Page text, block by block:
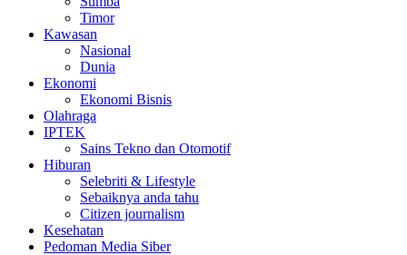
Timor
Kawasan
Nasional
Dunia
Ekonomi
Ekonomi Bisnis
Olahraga
IPTEK
Sains Tekno dan Otomotif
Hiburan
Selebriti & Lifestyle
Sebaiknya anda tahu
Citizen journalism
Kesehatan
Pedoman Media Siber